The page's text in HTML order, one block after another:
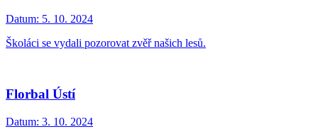
Datum: 5. 10. 2024
Školáci se vydali pozorovat zvěř našich lesů.
Florbal Ústí
Datum: 3. 10. 2024